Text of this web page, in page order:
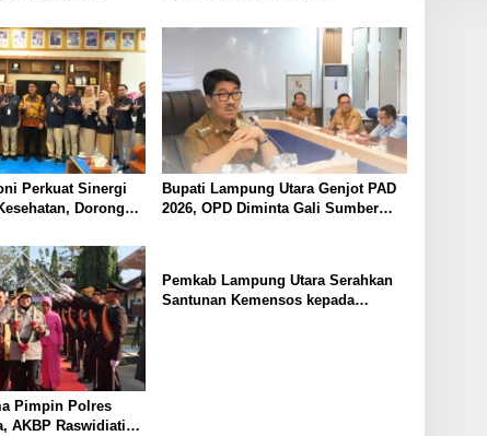
Adriansyah
Perkuat Sinergi
Dorong
Bupati Lampung Utara Genjot PAD
2026, OPD Diminta Gali Sumber
Pimpin Polres
AKBP Raswidiati
Pemkab Lampung Utara Serahkan
Santunan Kemensos kepada